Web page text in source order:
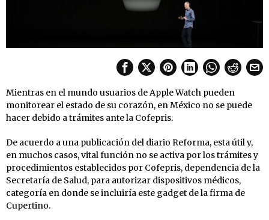
Mientras en el mundo usuarios de Apple Watch pueden
monitorear el estado de su corazón, en México no se puede
hacer debido a trámites ante la Cofepris.
De acuerdo a una publicación del diario Reforma, esta útil y,
en muchos casos, vital función no se activa por los trámites y
procedimientos establecidos por Cofepris, dependencia de la
Secretaría de Salud, para autorizar dispositivos médicos,
categoría en donde se incluiría este gadget de la firma de
Cupertino.